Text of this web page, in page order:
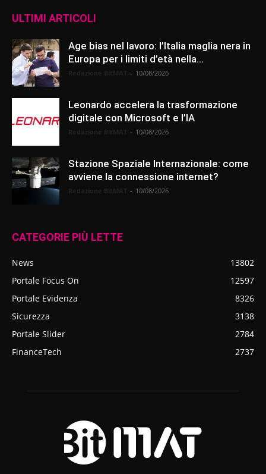
ULTIMI ARTICOLI
Age bias nel lavoro: l’Italia maglia nera in
Europa per i limiti d’età nella...
- 10/08/2026
Leonardo accelera la trasformazione
digitale con Microsoft e l’IA
- 10/08/2026
Stazione Spaziale Internazionale: come
avviene la connessione internet?
- 10/08/2026
CATEGORIE PIÙ LETTE
News
13802
Portale Focus On
12597
Portale Evidenza
8326
Sicurezza
3138
Portale Slider
2784
FinanceTech
2737